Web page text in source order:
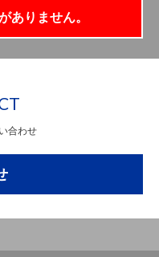
ありません。
合わせ